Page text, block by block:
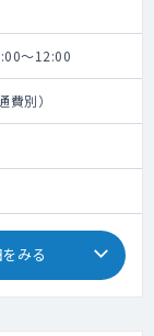
～12:00
別）
みる